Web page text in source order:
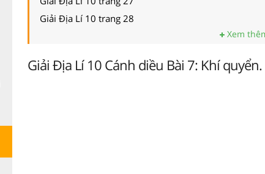
Giải Địa Lí 10 trang 28
Xem
Giải Địa Lí 10 Cánh diều Bài 7: Khí